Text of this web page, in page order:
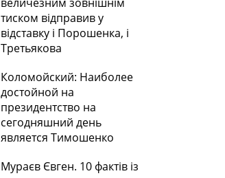
тиском відправив у
відставку і Порошенка, і
Третьякова
Коломойский: Наиболее
достойной на
президентство на
сегодняшний день
является Тимошенко
Мураєв Євген. 10 фактів із